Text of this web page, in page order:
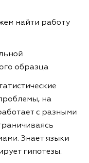
найти работу
образца
на
с разными
Знает языки
гипотезы.